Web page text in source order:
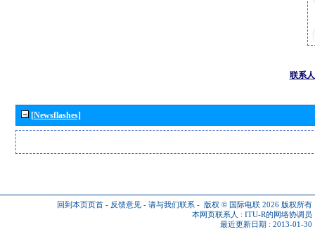
联系人
[Newsflashes]
回到本页页首 - 反馈意见 - 请与我们联系 - 版权 © 国际电联 2026 版权所有
本网页联系人 : ITU-R的网络协调员
最近更新日期 : 2013-01-30